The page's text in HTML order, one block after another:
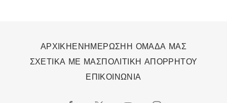
ΑΡΧΙΚΗΕΝΗΜΕΡΩΣΗΗ ΟΜΑΔΑ ΜΑΣ
ΣΧΕΤΙΚΑ ΜΕ ΜΑΣΠΟΛΙΤΙΚΗ ΑΠΟΡΡΗΤΟΥ
ΕΠΙΚΟΙΝΩΝΙΑ